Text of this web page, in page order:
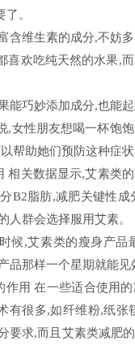
。
含维生素的成分,不妨多
喜欢吃纯天然的水果,
能巧妙添加成分,也能起
,女性朋友想喝一杯饱
帮助她们预防这种症状
相关数据显示,艾素类
B2脂肪,减肥关键性成
人群会选择服用艾素。
候,艾素类的瘦身产品
品那样一个星期就能见
作用 在一些适合使用
有很多,如纤维粉,纸张
要求,而且艾素类减肥